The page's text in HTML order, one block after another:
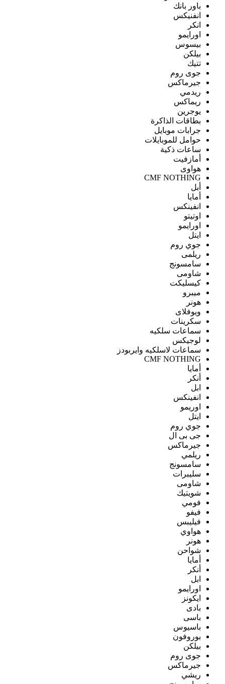
باور بانك
انفنيكس
انكر
اورايمو
بيسوس
بيلكن
تتيك
جوى روم
جيرماكس
ريدمي
ريماكس
يوجرين
بطاقات الذاكرة
جرابات موبايل
حوامل للموبايلات
ساعات ذكية
أمازفيت
هواوى
CMF NOTHING
أبل
أمايا
انفينكس
اوتيتو
اورايمو
ايتل
جوي روم
ريلمى
سامسونج
شاومى
كيسليكت
ميبرو
هونر
ويوفلاى
سكرينات
سماعات سلكيه
لوجيكس
سماعات لاسلكيه وايربودز
CMF NOTHING
أمايا
أنكر
ابل
انفينكس
اوريمو
ايتل
جوي روم
جى بى ال
جيرماكس
ريلمي
سامسونج
سليبرات
شاومى
شويتيك
فومي
فيفو
فيليبس
هواوي
هونر
شواحن
أمايا
أنكر
ابل
اورايمو
ايكونز
بادى
باسى
باسيوس
بوروفون
بيلكن
جوى روم
جيرماكس
ريشي